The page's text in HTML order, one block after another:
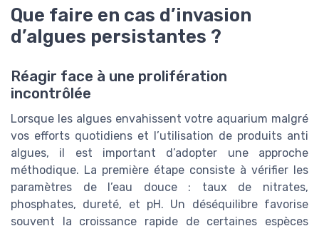
Que faire en cas d’invasion
d’algues persistantes ?
Réagir face à une prolifération
incontrôlée
Lorsque les algues envahissent votre aquarium malgré
vos efforts quotidiens et l’utilisation de produits anti
algues, il est important d’adopter une approche
méthodique. La première étape consiste à vérifier les
paramètres de l’eau douce : taux de nitrates,
phosphates, dureté, et pH. Un déséquilibre favorise
souvent la croissance rapide de certaines espèces